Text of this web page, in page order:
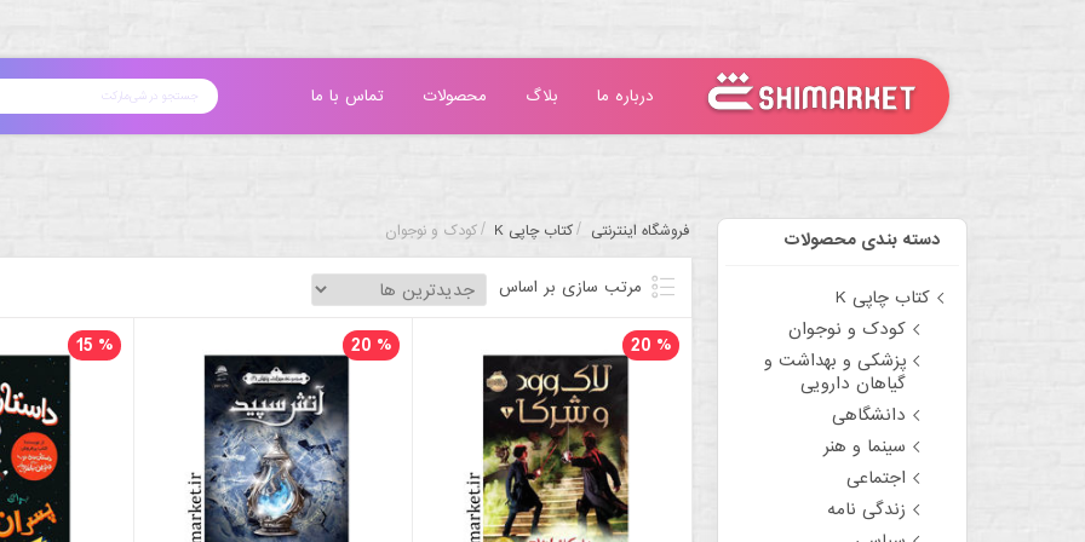
درباره ما بلاگ محصولات تماس با ما
دسته بندی محصولات
کتاب چاپی K
کودک و نوجوان
پزشکی و بهداشت و
گیاهان دارویی
دانشگاهی
سینما و هنر
اجتماعی
زندگی نامه
فروشگاه اینترنتی /کتاب چاپی K /کودک و نوجوان
مرتب سازی بر اساس
20 %
20 %
15 %